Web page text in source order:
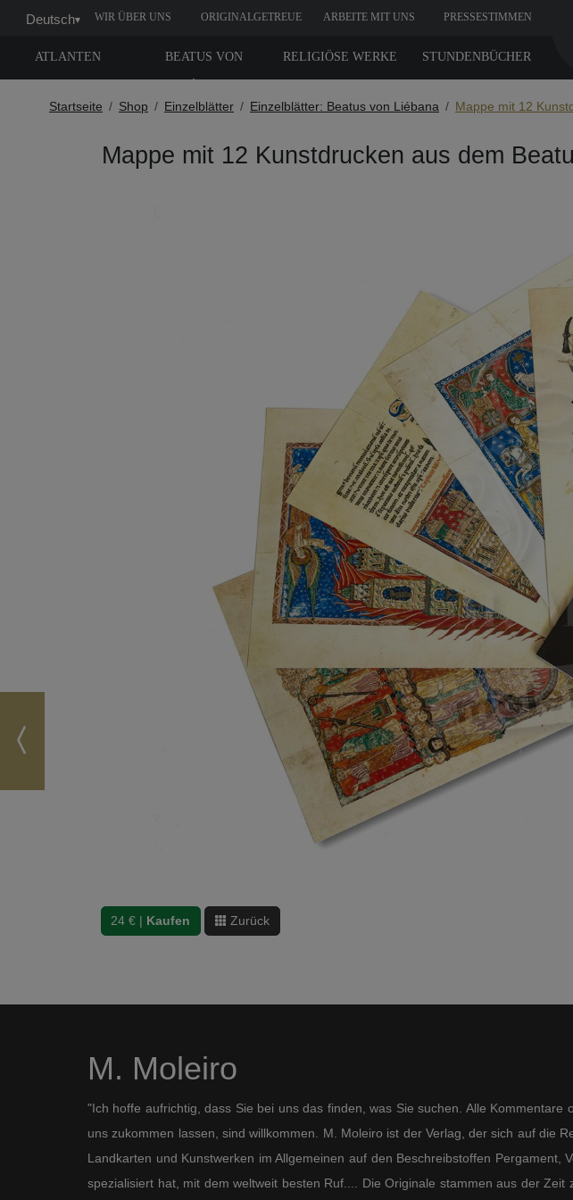
Deutsch▾ WIR ÜBER UNS ORIGINALGETREUE ARBEITE MIT UNS PRESSESTIMMEN
ATLANTEN BEATUS VON RELIGIÖSE WERKE STUNDENBÜCHER
Startseite Shop Einzelblätter Einzelblätter: Beatus von Liébana Mappe mit 12
Mappe mit 12 Kunstdrucken aus dem
24 € | Kaufen Zurück
M. Moleiro
"Ich hoffe aufrichtig, dass Sie bei uns das finden, was Sie suchen. Alle Kommentare
uns zukommen lassen, sind willkommen. M. Moleiro ist der Verlag, der sich auf die
Landkarten und Kunstwerken im Allgemeinen auf den Beschreibstoffen Pergament,
spezialisiert hat, mit dem weltweit besten Ruf.... Die Originale stammen aus der Zeit